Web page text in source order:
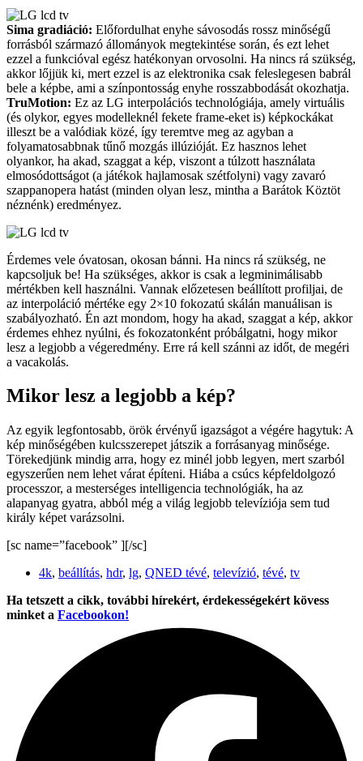
Sima gradiáció: Előfordulhat enyhe sávosodás rossz minőségű
forrásból származó állományok megtekintése során, és ezt lehet
ezzel a funkcióval egész hatékonyan orvosolni. Ha nincs rá szükség,
akkor lőjjük ki, mert ezzel is az elektronika csak feleslegesen babrál
bele a képbe, ami a színpontosság enyhe rosszabbodását okozhatja.
TruMotion: Ez az LG interpolációs technológiája, amely virtuális
(és olykor, egyes modelleknél fekete frame-eket is) képkockákat
illeszt be a valódiak közé, így teremtve meg az agyban a
folyamatosabbnak tűnő mozgás illúzióját. Ez hasznos lehet
olyankor, ha akad, szaggat a kép, viszont a túlzott használata
elmosódottságot (a játékok hajlamosak szétfolyni) vagy zavaró
szappanopera hatást (minden olyan lesz, mintha a Barátok Köztöt
néznénk) eredményez.
Érdemes vele óvatosan, okosan bánni. Ha nincs rá szükség, ne
kapcsoljuk be! Ha szükséges, akkor is csak a legminimálisabb
mértékben kell használni. Vannak előzetesen beállított profiljai, de
az interpoláció mértéke egy 2×10 fokozatú skálán manuálisan is
szabályozható. Én azt mondom, hogy ha akad, szaggat a kép, akkor
érdemes ehhez nyúlni, és fokozatonként próbálgatni, hogy mikor
lesz a legjobb a végeredmény. Erre rá kell szánni az időt, de megéri
a vacakolás.
Mikor lesz a legjobb a kép?
Az egyik legfontosabb, örök érvényű igazságot a végére hagytuk: A
kép minőségében kulcsszerepet játszik a forrásanyag minősége.
Törekedjünk mindig arra, hogy ez minél jobb legyen, mert szarból
egyszerűen nem lehet várat építeni. Hiába a csúcs képfeldolgozó
processzor, a mesterséges intelligencia technológiák, ha az
alapanyag gyatra, abból még a világ legjobb televíziója sem tud
király képet varázsolni.
[sc name=”facebook” ][/sc]
4k, beállítás, hdr, lg, QNED tévé, televízió, tévé, tv
Ha tetszett a cikk, további hírekért, érdekességekért kövess
minket a Facebookon!